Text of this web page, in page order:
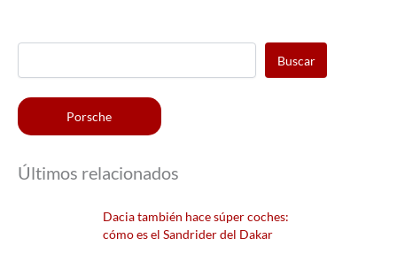
Buscar
Porsche
Últimos relacionados
Dacia también hace súper coches:
cómo es el Sandrider del Dakar